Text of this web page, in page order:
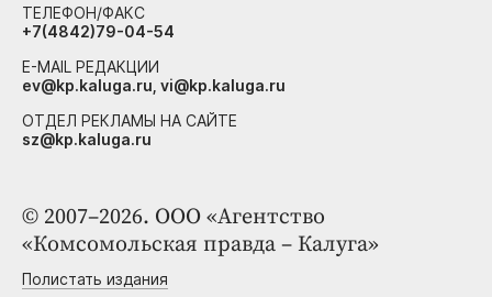
© 2007–2026. ООО «Агентство
«Комсомольская правда – Калуга»
Полистать издания
ТЕЛЕФОН/ФАКС
+7(4842)79-04-54
E-MAIL РЕДАКЦИИ
ev@kp.kaluga.ru, vi@kp.kaluga.ru
ОТДЕЛ РЕКЛАМЫ НА САЙТЕ
sz@kp.kaluga.ru